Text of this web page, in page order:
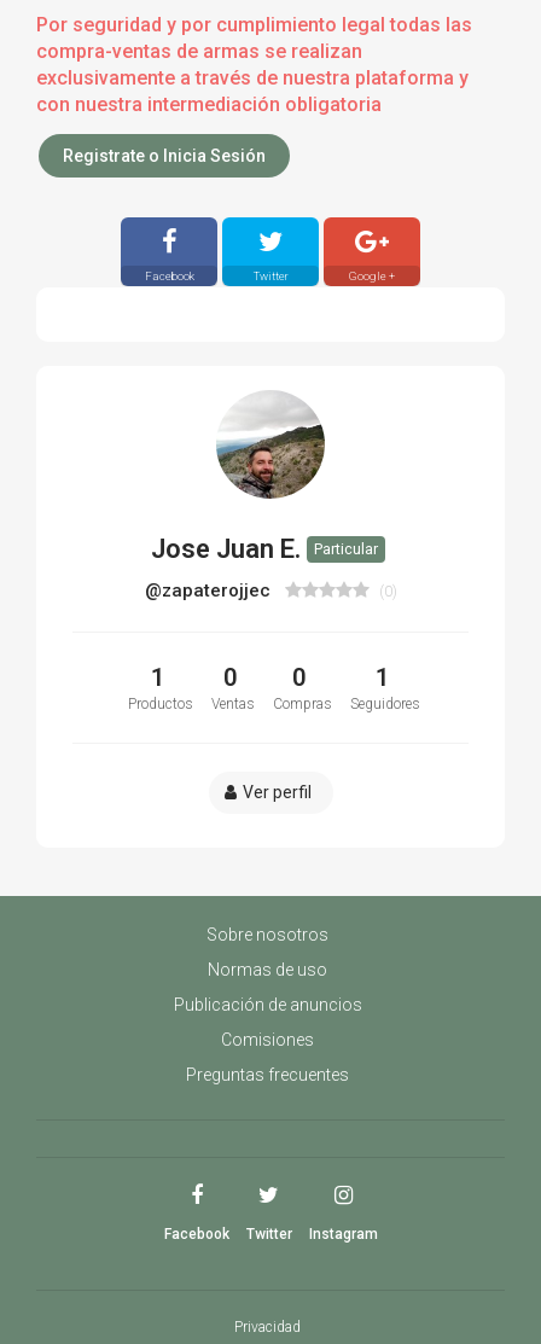
Por seguridad y por cumplimiento legal todas las
compra-ventas de armas se realizan
exclusivamente a través de nuestra plataforma y
con nuestra intermediación obligatoria
Registrate o Inicia Sesión
Facebook Twitter Google +
Jose Juan E. Particular
@zapaterojjec (0)
1
Productos
0
Ventas
0
Compras
1
Seguidores
Ver perfil
Sobre nosotros
Normas de uso
Publicación de anuncios
Comisiones
Preguntas frecuentes
Facebook Twitter Instagram
Privacidad